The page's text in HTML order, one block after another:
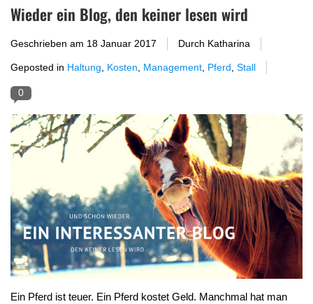
Wieder ein Blog, den keiner lesen wird
Geschrieben am 18 Januar 2017 Durch Katharina
Geposted in Haltung Kosten Management Pferd Stall
0
Ein Pferd ist teuer. Ein Pferd kostet Geld. Manchmal hat man